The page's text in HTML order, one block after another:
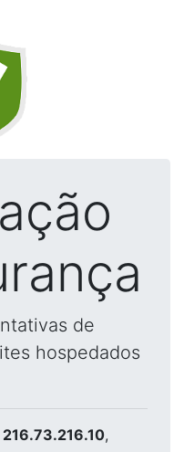
de
hospedados
216.73.216.10,